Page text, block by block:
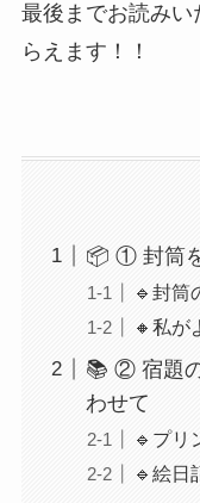
最後までお読みい
らえます！！
📦 ① 封筒
🔹封筒
🔸私が
📚 ② 宿題
わせて
🔹プリ
🔹絵日